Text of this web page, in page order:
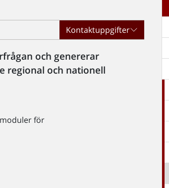
Kontaktuppgifter
och genererar
regional och nationell
för